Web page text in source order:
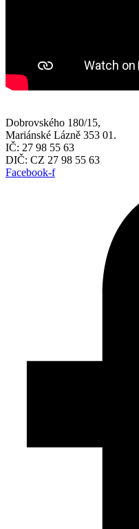
Dobrovského 180/15,
Mariánské Lázně 353 01.
IČ: 27 98 55 63
DIČ: CZ 27 98 55 63
Facebook-f